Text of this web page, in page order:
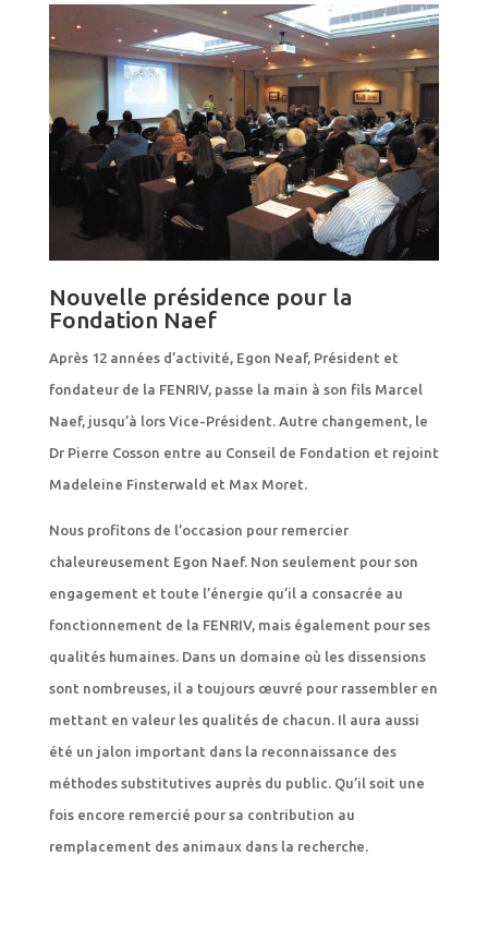
Nouvelle présidence pour la
Fondation Naef
Après 12 années d’activité, Egon Neaf, Président et
fondateur de la FENRIV, passe la main à son fils Marcel
Naef, jusqu’à lors Vice-Président. Autre changement, le
Dr Pierre Cosson entre au Conseil de Fondation et rejoint
Madeleine Finsterwald et Max Moret.
Nous profitons de l’occasion pour remercier
chaleureusement Egon Naef. Non seulement pour son
engagement et toute l’énergie qu’il a consacrée au
fonctionnement de la FENRIV, mais également pour ses
qualités humaines. Dans un domaine où les dissensions
sont nombreuses, il a toujours œuvré pour rassembler en
mettant en valeur les qualités de chacun. Il aura aussi
été un jalon important dans la reconnaissance des
méthodes substitutives auprès du public. Qu’il soit une
fois encore remercié pour sa contribution au
remplacement des animaux dans la recherche.